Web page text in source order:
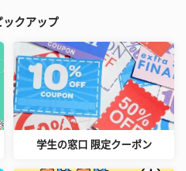
ックアップ
学生の窓口 限定クーポン